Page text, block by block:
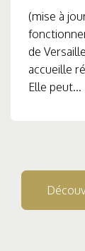
(mise à
de
accueille
Elle peut...